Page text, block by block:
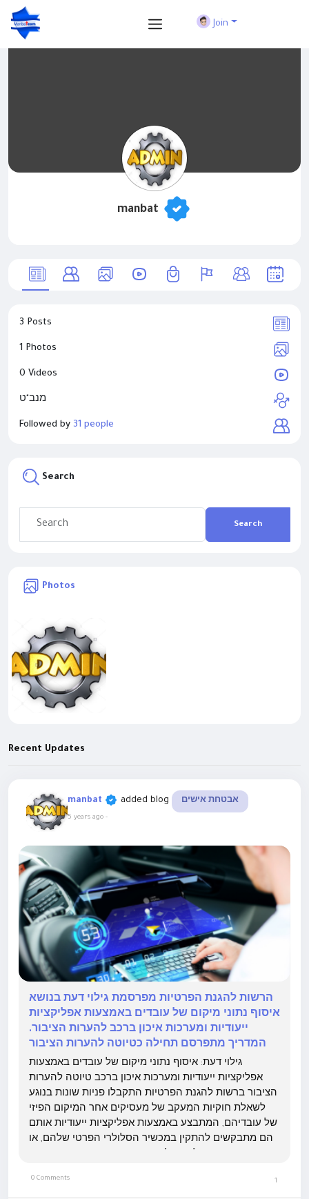
Join
manbat
3 Posts
1 Photos
0 Videos
מנב"ט
Followed by 31 people
Search
Search
Photos
Recent Updates
manbat added blog אבטחת אישים
5 years ago -
הרשות להגנת הפרטיות מפרסמת גילוי דעת בנושא
איסוף נתוני מיקום של עובדים באמצעות אפליקציות
ייעודיות ומערכות איכון ברכב להערות הציבור.
המדריך מתפרסם תחילה כטיוטה להערות הציבור
גילוי דעת: איסוף נתוני מיקום של עובדים באמצעות
אפליקציות ייעודיות ומערכות איכון ברכב טיוטה להערות
הציבור ברשות להגנת הפרטיות התקבלו פניות שונות בנוגע
לשאלת חוקיות המעקב של מעסיקים אחר המיקום הפיזי
של עובדיהם, המתבצע באמצעות אפליקציות ייעודיות אותם
הם מתבקשים להתקין במכשיר הסלולרי הפרטי שלהם, או
1
0 Comments